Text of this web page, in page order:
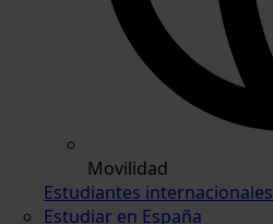
Movilidad
Estudiantes internacionales
Estudiar en España